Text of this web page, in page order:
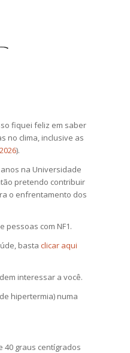
fiquei feliz em saber
no clima, inclusive as
).
na Universidade
pretendo contribuir
o enfrentamento dos
com NF1.
bastaclicar aqui
interessar a você.
hipertermia) numa
40 graus centígrados